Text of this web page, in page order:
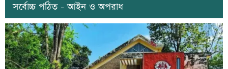
সর্বোচ্চ পঠিত - আইন ও অপরাধ